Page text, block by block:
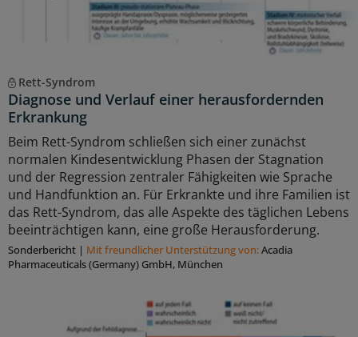
Rett-Syndrom
Diagnose und Verlauf einer herausfordernden
Erkrankung
Beim Rett-Syndrom schließen sich einer zunächst
normalen Kindesentwicklung Phasen der Stagnation
und der Regression zentraler Fähigkeiten wie Sprache
und Handfunktion an. Für Erkrankte und ihre Familien ist
das Rett-Syndrom, das alle Aspekte des täglichen Lebens
beeinträchtigen kann, eine große Herausforderung.
Sonderbericht | Mit freundlicher Unterstützung von:Acadia
Pharmaceuticals (Germany) GmbH, München